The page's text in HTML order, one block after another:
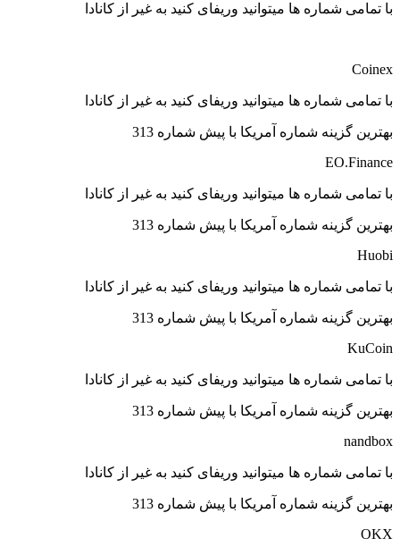
با تمامی شماره ها میتوانید وریفای کنید به غیر از کانادا
Coinex
با تمامی شماره ها میتوانید وریفای کنید به غیر از کانادا
بهترین گزینه شماره آمریکا با پیش شماره 313
EO.Finance
با تمامی شماره ها میتوانید وریفای کنید به غیر از کانادا
بهترین گزینه شماره آمریکا با پیش شماره 313
Huobi
با تمامی شماره ها میتوانید وریفای کنید به غیر از کانادا
بهترین گزینه شماره آمریکا با پیش شماره 313
KuCoin
با تمامی شماره ها میتوانید وریفای کنید به غیر از کانادا
بهترین گزینه شماره آمریکا با پیش شماره 313
nandbox
با تمامی شماره ها میتوانید وریفای کنید به غیر از کانادا
بهترین گزینه شماره آمریکا با پیش شماره 313
OKX